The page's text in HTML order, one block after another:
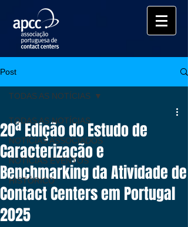
Post
TODAS AS NOTÍCIAS
NOTÍCIAS ASSOCIADOS
NOTÍCIAS EVENTOS
HISTÓRICO
TODAS AS NOTÍCIAS
20ª Edição do Estudo de
Caracterização e
Benchmarking da Atividade de
Contact Centers em Portugal
2025